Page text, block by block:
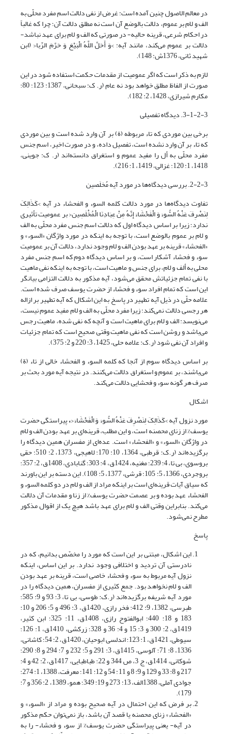
در معالم الاصول چنین آمده است: غرض از نفی دلالت اسم مفرد محلّی به
الف و لام بر عموم، دلالت بالوضع آن است نه مطلق دلالت آن؛ چرا که غالباً
در احکام شرعی، قرینه حالیه- در صورتی که الف و لام برای عهد نباشد-
دلالت بر عموم می‌کند، مانند آیه: >وَ أَحَلَّ اللَّهُ الْبَیْعَ وَ حَرَّمَ الرِّبا< (ابن
شهید ثانی، 1376ش: 148).
لازم به ذکر است که اگر عمومیت از مقدمات حکمت استفاده شود در این
صورت از الفاظ مطلق خواهد بود نه عام (ر. ک: سبحانی، 1387: 123؛ 80؛
مکارم شیرازی، 1428، ‏2: 182).
3-1-2-3. دیدگاه تفصیلی
برخی بین موردی که تاء مربوطه (ة) بر آن وارد شده است و بین موردی
که تاء بر آن وارد نشده است، تفصیل داده، و در صورت اخیر، اسم جنس
مفرد محلّی به أل را مفید عموم و استغراق دانسته‌اند (ر. ک: جوینی،
1418، 1: 120؛ غزالی، 1419، 1: 216).
2-2-3. بررسی دیدگاه‌ها در مورد آیه مُخلَصین
تفاوت دیدگاه‌ها در مورد دلالت کلمه السوء و الفحشاء در آیه >کَذَالِکَ
لِنَصْرِفَ عَنْهُ السُّوءَ وَ الْفَحْشَاءَ إِنَّهُ مِنْ عِبَادِنَا الْمُخْلَصِین< بر عمومیت تأثیری
ندارد؛ زیرا بر اساس دیدگاه اول که دلالت اسم جنس مفرد محلّی به الف
و لام بر عموم بالوضع است، با توجه به اینکه در مورد واژگان «السوء» و
«الفحشاء» قرینه بر عهد بودن الف و لام وجود ندارد، دلالت آن بر عمومیت
سوء و فحشاء آشکار است، و بر اساس دیدگاه دوم که اسم جنس مفرد
محلی به ألف و لام، برای جنس و ماهیت است، با توجه به اینکه نفی ماهیت
با نفی تمام جزئیاتش محقق می‌شود، آیه مذکور به دلالت التزامی بیانگر
این است که تمام افراد سوء و فحشاء از حضرت یوسف صرف شده است.
علامه حلّی در ذیل آیه تطهیر در پاسخ به این اشکال که آیه تطهیر بر ازاله
هر رجسی دلالت نمی‌کند؛ زیرا مفرد محلّی به الف و لام مفید عموم نیست،
می‌نویسد: الف و لام برای ماهیت است و آنچه که نفی شده، ماهیت رجس
می‌باشد و روشن است که نفی ماهیت وقتی صحیح است که تمام جزئیات
و افراد آن نفی شود (ر.ک: علامه حلی، 1425، 3: 220 و 2: 375).
بر اساس دیدگاه سوم از آنجا که کلمه السوء و الفحشاء خالی از تاء (ة)
می‌باشند، بر عموم و استغراق دلالت می‌کنند. در نتیجه آیه مورد بحث بر
صرف هر گونه سوء و فحشایی دلالت می‌کند.
اشکال
مورد نزول آیه >کَذَالِکَ لِنَصْرِفَ عَنْهُ السُّوءَ وَ الْفَحْشَاءَ<،پیراستگی حضرت
یوسف% از زنای محصنه است، و این مطلب، قرینه‌ای بر عهد بودن الف و لام
در واژگان «السوء» و «الفحشاء» است. عده‌ای از مفسران همین دیدگاه را
برگزیده‌اند (ر.ک: قرطبی، 1364، 10: 170؛ لاهیجی، 1373، 2: 510؛ حقی
بروسوی، بی تا، 4: 239؛ مغنیه، 1424ق، 4: 303؛ گنابادی، 1408ق، 2: 357؛
بروجردی، 1366، 5: 105؛ قرشی، 1377، 5: 108). این دسته بر این باورند
که سیاق آیات قرینه‌ای است بر اینکه مراد از الف و لام در دو کلمه السوء و
الفحشاء عهد بوده و بر عصمت حضرت یوسف% از زنا و مقدمات آن دلالت
می‌کند. بنابراین وقتی الف و لام برای عهد باشد هیچ یک از اقوال مذکور
مطرح نمی‌شود.
پاسخ
این اشکال، مبتنی بر این است که مورد را مخصّص بدانیم، که در
نادرستی آن تردید و اختلافی وجود ندارد. بر این اساس، اینکه
نزول آیه مربوط به سوء و فحشاء خاصی است، قرینه بر عهد بودن
الف و لام نخواهد بود. جمع کثیری از مفسران، همین دیدگاه را در
مورد آیه شریفه برگزیده‌اند (ر.ک: طوسی، بی تا، 3: 93 و 9: 585؛
طبرسی، 1382، 9: 412؛ فخر رازی، 1420ق، 3: 496 و 5: 206 و 10:
183 و 18: 440؛ ابوالفتوح رازی، 1408ق، 11: 325؛ ابن کثیر،
1419ق، 2: 300 و 3: 15 و 4: 36 و 328؛ زرکشی، 1410ق، 1: 126؛
سیوطی، 1421ق، 1: 123؛ اندلسی ابوحیان، 1420ق، 2: 54؛ کاشانی،
1336، 8: 71؛ آلوسی، 1415ق، 3: 291 و 5: 232 و 7: 294 و 8: 290؛
شوکانی، 1414ق، ج 3، ص 344 و 22؛ طباطبایی، 1417ق، 2: 42 و 4:
217 و 8: 33 و 129 و 9: 8 و 11: 54 و 12: 141؛ معرفت، 1388، 1: 274؛
جوادی آملی، 1388الف، 13: 273 و 19: 349؛ همو، 1389، 2: 356 و 7:
179).
بر فرض که این احتمال در آیه صحیح بوده و مراد از «السوء» و
«الفحشاء» زنای محصنه یا قصد آن باشد، باز نمی‌توان حکم مذکور
در آیه- یعنی پیراستگی حضرت یوسف% از سوء و فحشاء- را به